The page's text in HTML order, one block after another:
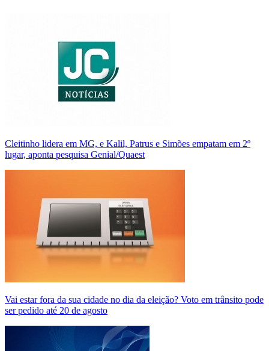
Cleitinho lidera em MG, e Kalil, Patrus e Simões empatam em 2º
lugar, aponta pesquisa Genial/Quaest
Vai estar fora da sua cidade no dia da eleição? Voto em trânsito pode
ser pedido até 20 de agosto